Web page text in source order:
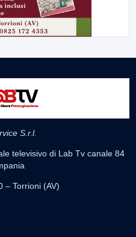
S.r.l.
televisivo di Lab Tv canale 84
– Torrioni (AV)